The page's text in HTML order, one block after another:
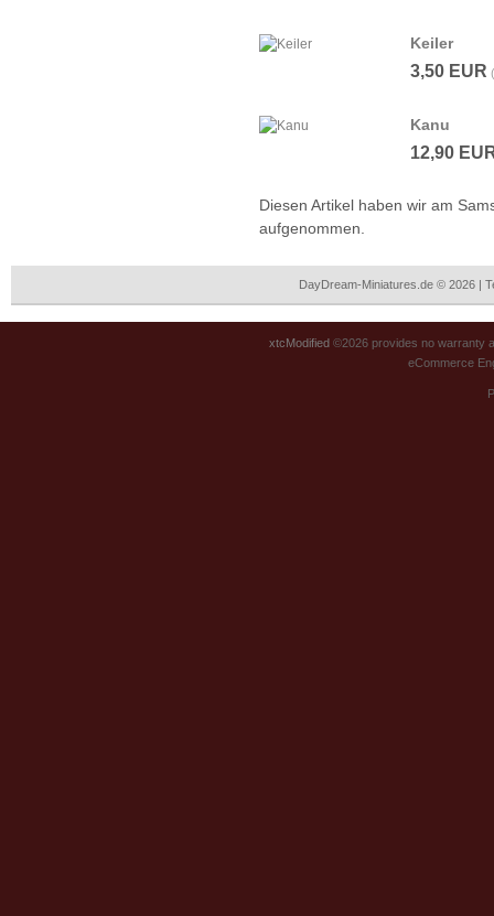
Keiler
3,50 EUR
Kanu
12,90
Diesen Artikel haben wir am
aufgenommen.
DayDream-Miniatures.de © 2026 |
xtcModified ©2026 provides no warranty
eCommerce